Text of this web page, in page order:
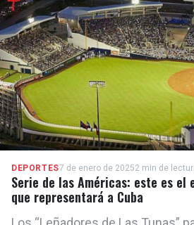
DEPORTES7 de enero de 20252 min de
Serie de las Américas: este es el
que representará a Cuba